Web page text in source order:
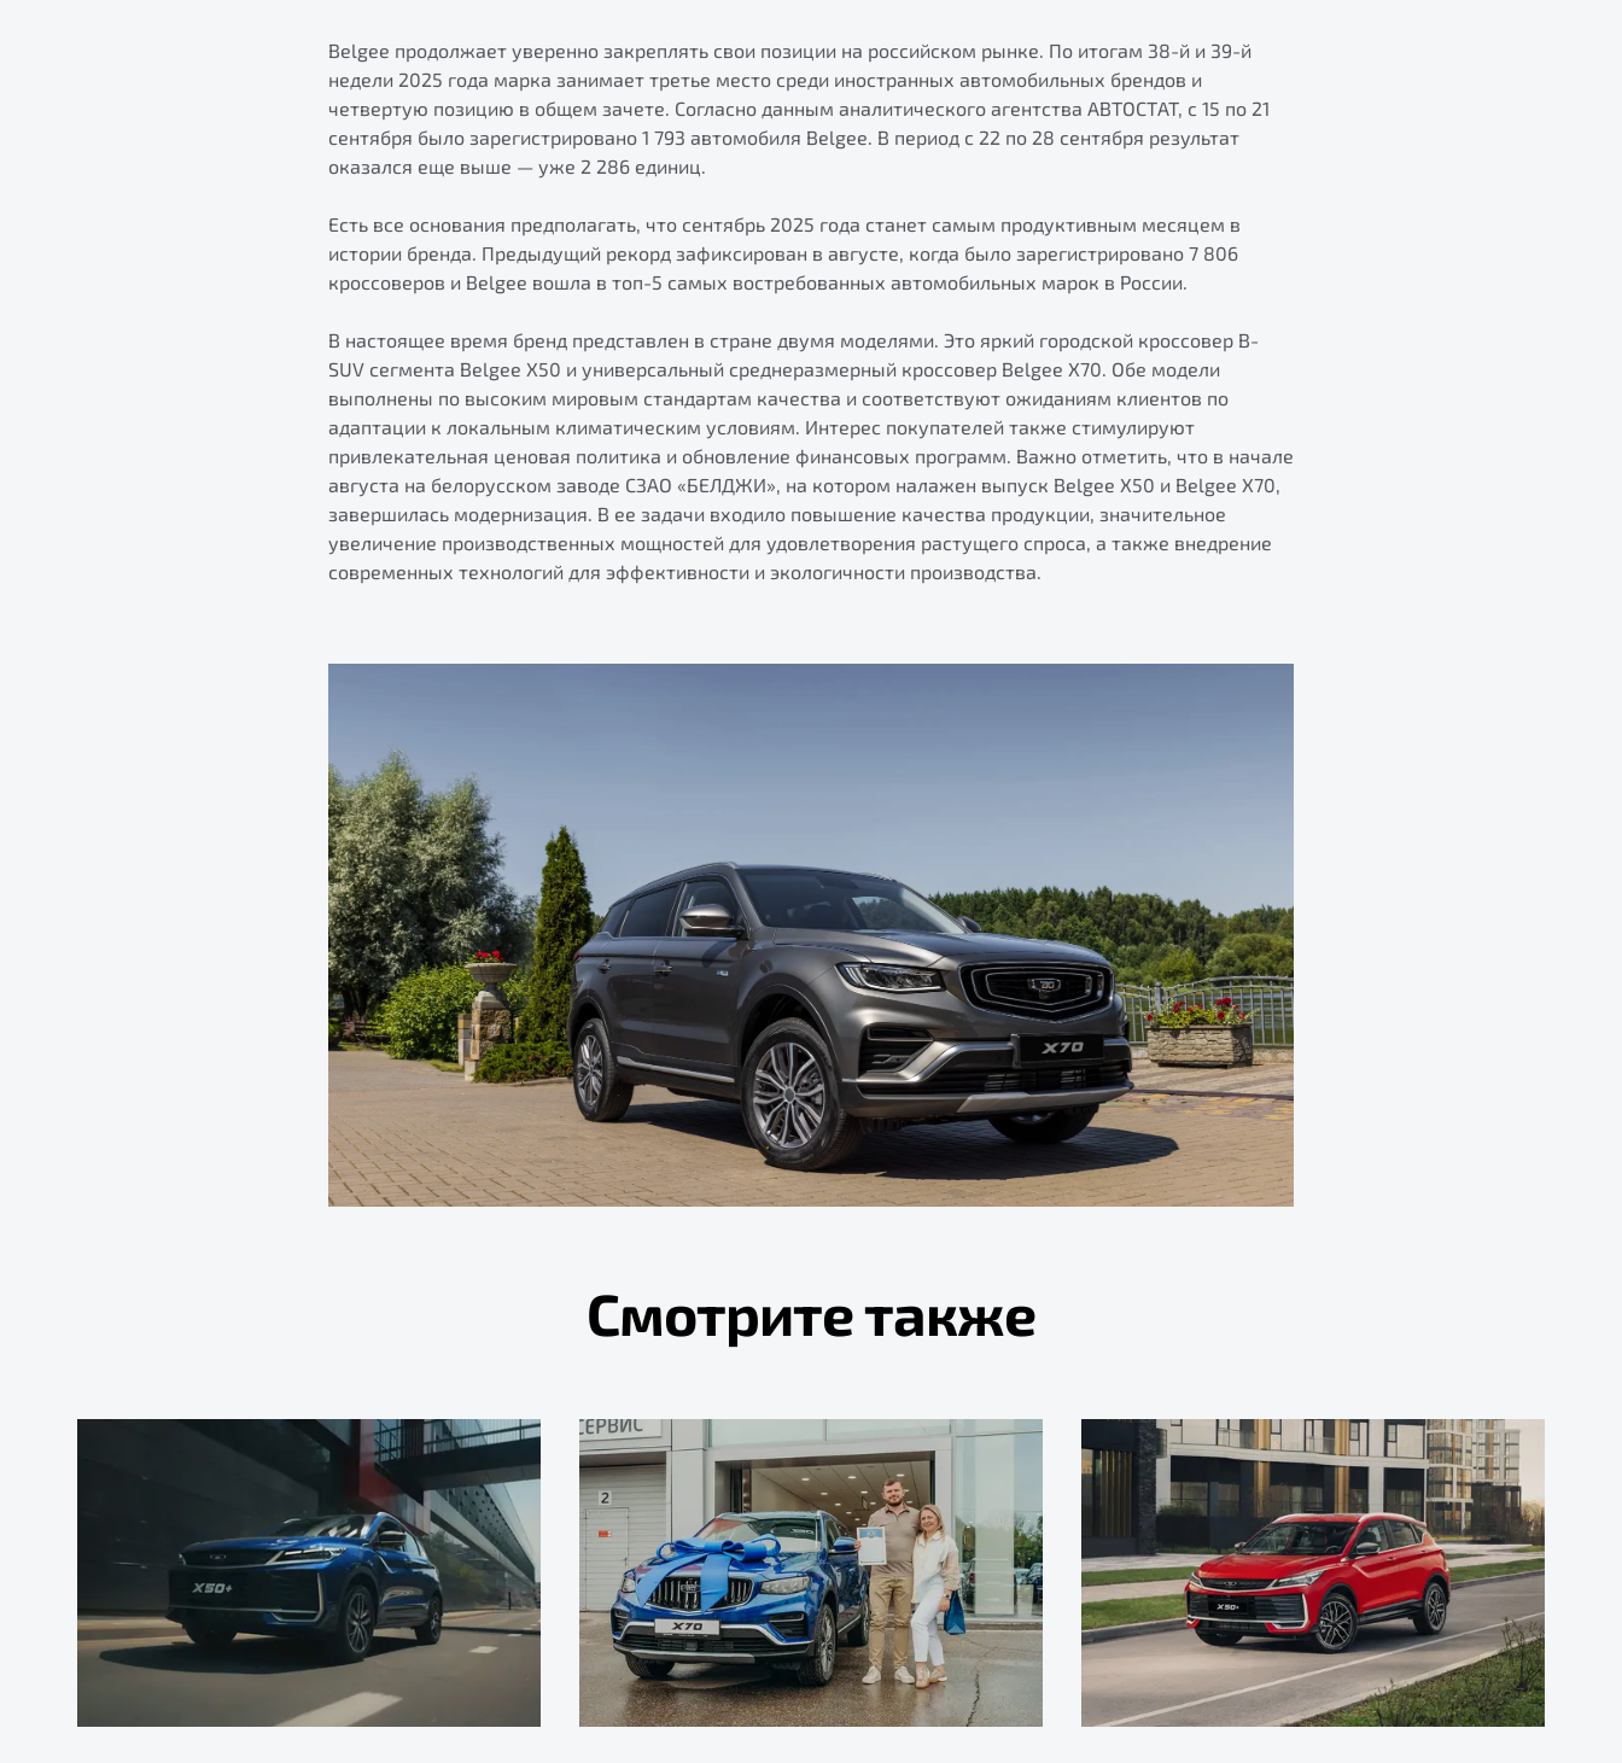
Belgee продолжает уверенно закреплять свои позиции на российском рынке. По итогам 38-й и 39-й
недели 2025 года марка занимает третье место среди иностранных автомобильных брендов и
четвертую позицию в общем зачете. Согласно данным аналитического агентства АВТОСТАТ, с 15 по 21
сентября было зарегистрировано 1 793 автомобиля Belgee. В период с 22 по 28 сентября результат
оказался еще выше — уже 2 286 единиц.
Есть все основания предполагать, что сентябрь 2025 года станет самым продуктивным месяцем в
истории бренда. Предыдущий рекорд зафиксирован в августе, когда было зарегистрировано 7 806
кроссоверов и Belgee вошла в топ-5 самых востребованных автомобильных марок в России.
В настоящее время бренд представлен в стране двумя моделями. Это яркий городской кроссовер B-
SUV сегмента Belgee X50 и универсальный среднеразмерный кроссовер Belgee X70. Обе модели
выполнены по высоким мировым стандартам качества и соответствуют ожиданиям клиентов по
адаптации к локальным климатическим условиям. Интерес покупателей также стимулируют
привлекательная ценовая политика и обновление финансовых программ. Важно отметить, что в начале
августа на белорусском заводе СЗАО «БЕЛДЖИ», на котором налажен выпуск Belgee X50 и Belgee X70,
завершилась модернизация. В ее задачи входило повышение качества продукции, значительное
увеличение производственных мощностей для удовлетворения растущего спроса, а также внедрение
современных технологий для эффективности и экологичности производства.
Смотрите также